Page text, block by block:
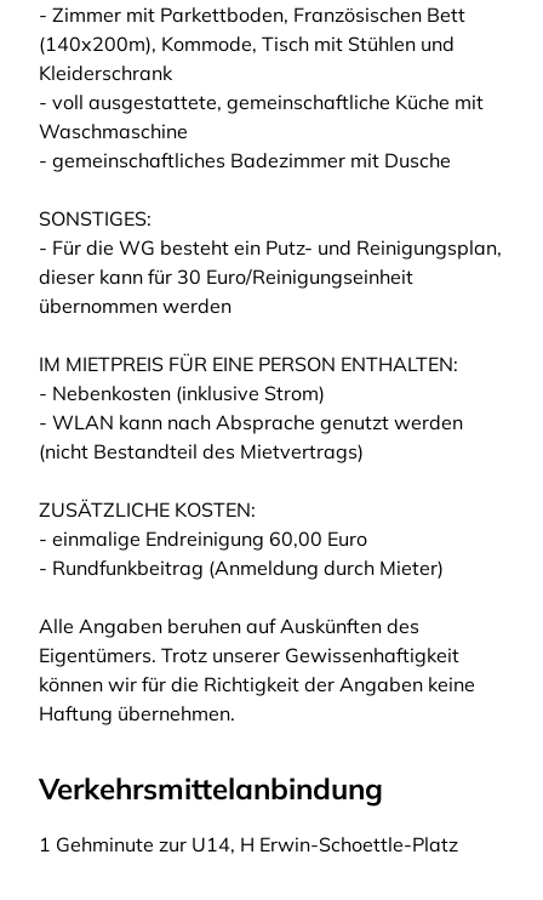
- Zimmer mit Parkettboden, Französischen Bett
(140x200m), Kommode, Tisch mit Stühlen und
Kleiderschrank
- voll ausgestattete, gemeinschaftliche Küche mit
Waschmaschine
- gemeinschaftliches Badezimmer mit Dusche
SONSTIGES:
- Für die WG besteht ein Putz- und Reinigungsplan,
dieser kann für 30 Euro/Reinigungseinheit
übernommen werden
IM MIETPREIS FÜR EINE PERSON ENTHALTEN:
- Nebenkosten (inklusive Strom)
- WLAN kann nach Absprache genutzt werden
(nicht Bestandteil des Mietvertrags)
ZUSÄTZLICHE KOSTEN:
- einmalige Endreinigung 60,00 Euro
- Rundfunkbeitrag (Anmeldung durch Mieter)
Alle Angaben beruhen auf Auskünften des
Eigentümers. Trotz unserer Gewissenhaftigkeit
können wir für die Richtigkeit der Angaben keine
Haftung übernehmen.
Verkehrsmittelanbindung
1 Gehminute zur U14, H Erwin-Schoettle-Platz